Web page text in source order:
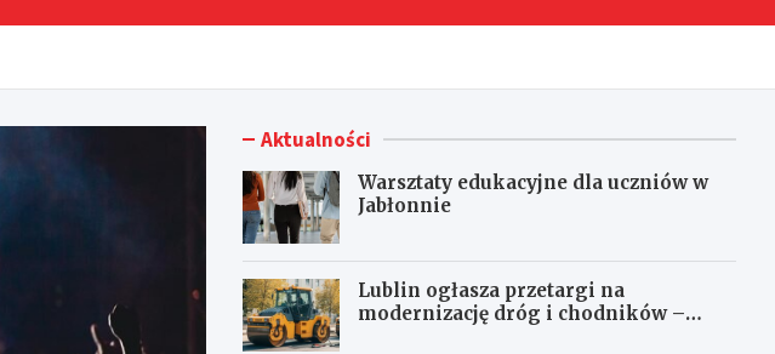
Aktualności
Warsztaty edukacyjne dla uczniów w
Jabłonnie
Lublin ogłasza przetargi na
modernizację dróg i chodników –